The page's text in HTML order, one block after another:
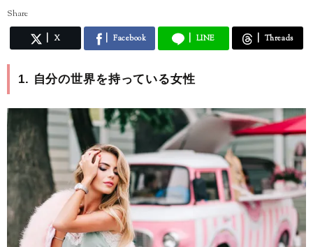
Share
X Facebook LINE Threads
1. 自分の世界を持っている女性